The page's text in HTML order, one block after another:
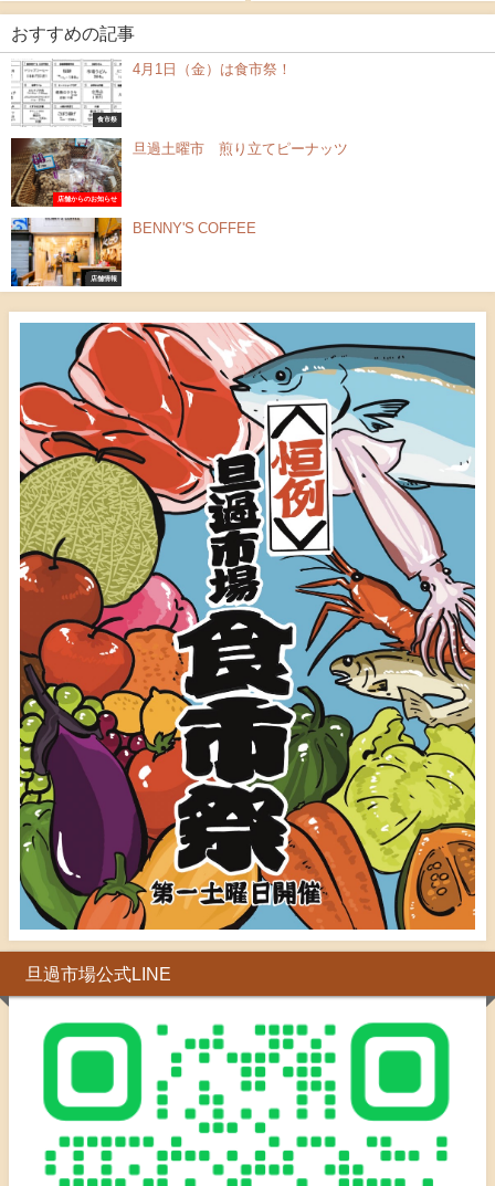
おすすめの記事
食市祭
4月1日（金）は食市祭！
店舗からのお知らせ
旦過土曜市 煎り立てピーナッツ
店舗情報
BENNY'S COFFEE
旦過市場公式LINE